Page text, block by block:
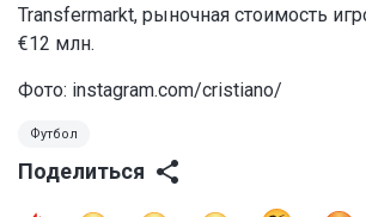
Transfermarkt, рыночная стоимость
€12 млн.
Фото: instagram.com/cristiano/
Футбол
Поделиться